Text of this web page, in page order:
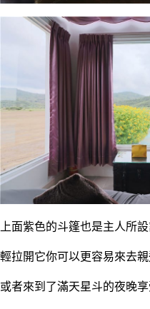
上面紫色的斗篷也是主人所
輕拉開它你可以更容易來去
或者來到了滿天星斗的夜晚